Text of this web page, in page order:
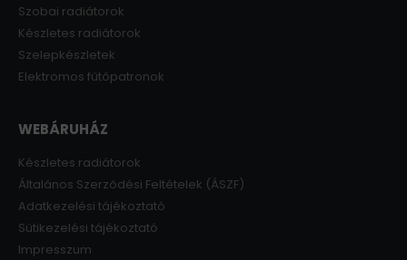
Szobai radiátorok
Készletes radiátorok
Szelepkészletek
Elektromos fűtőpatronok
WEBÁRUHÁZ
Készletes radiátorok
Általános Szerződési Feltételek (ÁSZF)
Adatkezelési tájékoztató
Sütikezelési tájékoztató
Impresszum